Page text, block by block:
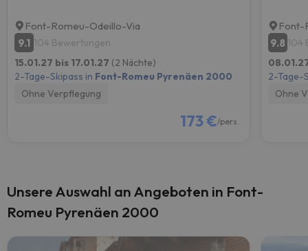
Font-Romeu-Odeillo-Via
9.1 104 Bewertungen
15.01.27 bis 17.01.27 (2 Nächte)
2-Tage-Skipass in Font-Romeu Pyrenäen 2000
Ohne Verpflegung
173 €/pers.
Font-
9.8 104
2-Tage-
Ohne
Unsere Auswahl an Angeboten in Font-
Romeu Pyrenäen 2000